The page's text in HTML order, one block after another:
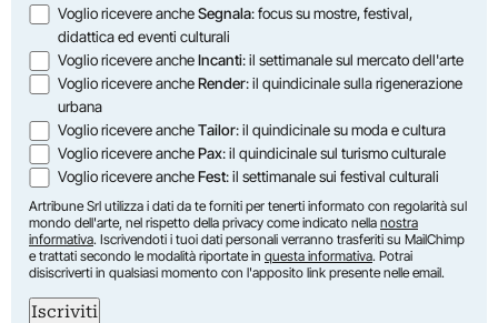
Opzioni
Voglio ricevere ancheSegnala: focus su mostre, festival,
didattica ed eventi culturali
Voglio ricevere ancheIncanti: il settimanale sul mercato dell'arte
Voglio ricevere ancheRender: il quindicinale sulla rigenerazione
urbana
Voglio ricevere ancheTailor: il quindicinale su moda e cultura
Voglio ricevere anchePax: il quindicinale sul turismo culturale
Voglio ricevere ancheFest: il settimanale sui festival culturali
Artribune Srl utilizza i dati da te forniti per tenerti informato con regolarità sul
mondo dell'arte, nel rispetto della privacy come indicato nella nostra
informativa. Iscrivendoti i tuoi dati personali verranno trasferiti su MailChimp
e trattati secondo le modalità riportate in questa informativa. Potrai
disiscriverti in qualsiasi momento con l'apposito link presente nelle email.
Iscriviti